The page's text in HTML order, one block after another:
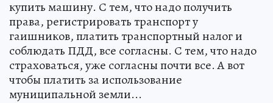
купить машину. С тем, что надо получить
права, регистрировать транспорт у
гаишников, платить транспортный налог и
соблюдать ПДД, все согласны. С тем, что надо
страховаться, уже согласны почти все. А вот
чтобы платить за использование
муниципальной земли...